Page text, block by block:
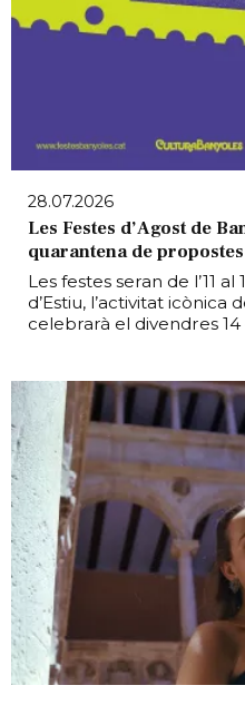
28.07.2026
Les Festes d’Agost de
quarantena de
Les festes seran de l’11
d’Estiu, l’activitat icònica
celebrarà el divendres 14